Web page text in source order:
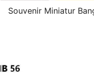
Souvenir Miniatur